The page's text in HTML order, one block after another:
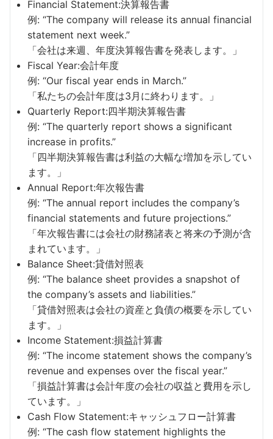
Financial Statement:決算報告書
例: “The company will release its annual financial
statement next week.”
「会社は来週、年度決算報告書を発表します。」
Fiscal Year:会計年度
例: “Our fiscal year ends in March.”
「私たちの会計年度は3月に終わります。」
Quarterly Report:四半期決算報告書
例: “The quarterly report shows a significant
increase in profits.”
「四半期決算報告書は利益の大幅な増加を示してい
ます。」
Annual Report:年次報告書
例: “The annual report includes the company’s
financial statements and future projections.”
「年次報告書には会社の財務諸表と将来の予測が含
まれています。」
Balance Sheet:貸借対照表
例: “The balance sheet provides a snapshot of
the company’s assets and liabilities.”
「貸借対照表は会社の資産と負債の概要を示してい
ます。」
Income Statement:損益計算書
例: “The income statement shows the company’s
revenue and expenses over the fiscal year.”
「損益計算書は会計年度の会社の収益と費用を示し
ています。」
Cash Flow Statement:キャッシュフロー計算書
例: “The cash flow statement highlights the